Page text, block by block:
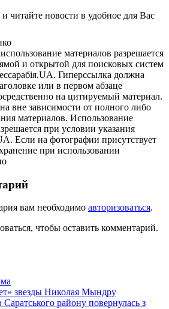
читайте новости в удобное для Вас
материалов разрешается
и открытой для поисковых систем
Гиперссылка должна
или в первом абзаце
на цитируемый материал.
вне зависимости от полного либо
материалов. Использование
при условии указания
Если на фотографии присутствует
при использовании
вам необходимо авторизоваться.
чтобы оставить комментарий.
звезды Николая Мындру
Саратського району повернулась з